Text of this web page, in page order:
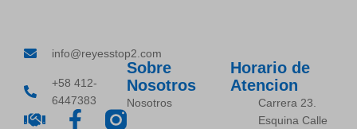
info@reyesstop2.com
+58 412-
6447383
Sobre
Nosotros
Nosotros
Horario de
Atencion
Carrera 23.
Esquina Calle